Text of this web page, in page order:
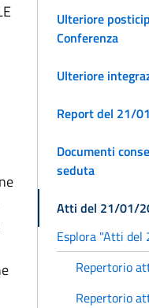
Ulteriore
Conferenza
Ulteriore
Report del 21/
Documenti
seduta
Atti del 21/01/
Esplora "Atti
Repertorio
Repertorio